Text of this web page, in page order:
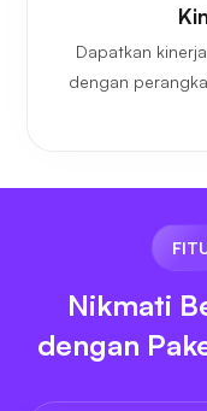
Dapatkan
dengan
Nikmati
dengan